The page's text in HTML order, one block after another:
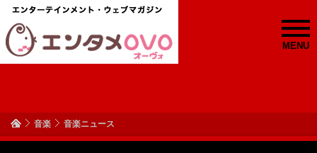
MENU
音楽 音楽ニュース